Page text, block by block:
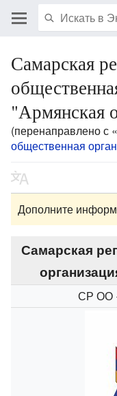
Самарская
"Армянская
(перенаправлено с «
общественная
Дополните
Самарская
СР ОО